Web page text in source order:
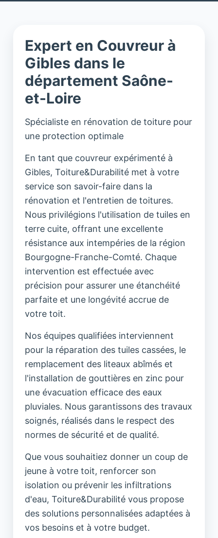
Expert en Couvreur à
Gibles dans le
département Saône-
et-Loire
Spécialiste en rénovation de toiture pour
une protection optimale
En tant que couvreur expérimenté à
Gibles, Toiture&Durabilité met à votre
service son savoir-faire dans la
rénovation et l'entretien de toitures.
Nous privilégions l'utilisation de tuiles en
terre cuite, offrant une excellente
résistance aux intempéries de la région
Bourgogne-Franche-Comté. Chaque
intervention est effectuée avec
précision pour assurer une étanchéité
parfaite et une longévité accrue de
votre toit.
Nos équipes qualifiées interviennent
pour la réparation des tuiles cassées, le
remplacement des liteaux abîmés et
l'installation de gouttières en zinc pour
une évacuation efficace des eaux
pluviales. Nous garantissons des travaux
soignés, réalisés dans le respect des
normes de sécurité et de qualité.
Que vous souhaitiez donner un coup de
jeune à votre toit, renforcer son
isolation ou prévenir les infiltrations
d'eau, Toiture&Durabilité vous propose
des solutions personnalisées adaptées à
vos besoins et à votre budget.